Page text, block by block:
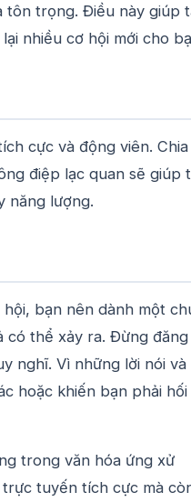
tôn trọng. Điều này giúp
nhiều cơ hội mới cho
cực và động viên.
điệp lạc quan sẽ giúp
năng lượng.
bạn nên dành một
có thể xảy ra. Đừng đăng
nghĩ. Vì những lời nói và
hoặc khiến bạn phải hối
trong văn hóa ứng xử
tuyến tích cực mà